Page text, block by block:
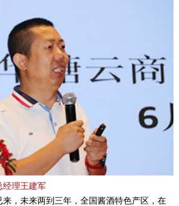
经理王建军
来，未来两到三年，全国酱酒特色产区，在